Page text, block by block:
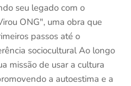
seu legado com o
ONG", uma obra que
passos até o
sociocultural Ao longo
missão de usar a cultura
a autoestima e a